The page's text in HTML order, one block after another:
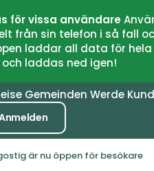
för vissa användare
från sin telefon i så fall
laddar all data för
laddas ned igen!
Gemeinden Werde
är nu öppen för besökare